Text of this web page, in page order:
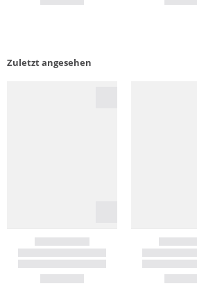
Zuletzt angesehen